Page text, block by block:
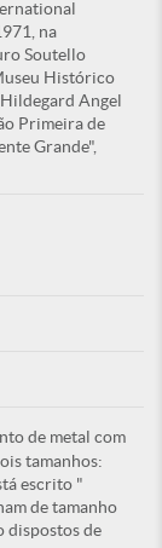
na
Soutello
Histórico
Angel
Primeira de
Grande",
de metal com
tamanhos:
escrito "
de tamanho
dispostos de